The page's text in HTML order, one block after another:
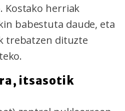
Kostako herriak
babestuta daude, eta
trebatzen dituzte
itsasotik